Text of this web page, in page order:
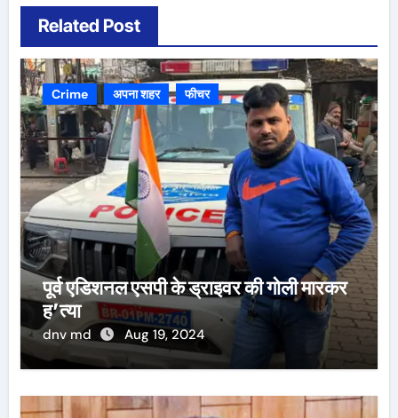
Related Post
Crime अपना शहर फीचर
पूर्व एडिशनल एसपी के ड्राइवर की गोली मारकर
ह’त्या
dnv md Aug 19, 2024